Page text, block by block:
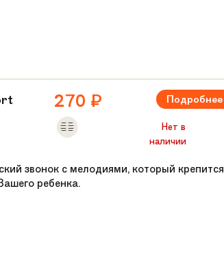
270 ₽ Подробнее
Нет в
наличии
звонок с мелодиями, который крепится
ребенка.